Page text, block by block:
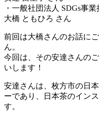
・一般社団法人 SDGs事
大橋 ともひろ さん
前回は大橋さんのお話に
ん。
今回は、その安達さんの
いします！
安達さんは、枚方市の日
ーであり、日本茶のイン
す。